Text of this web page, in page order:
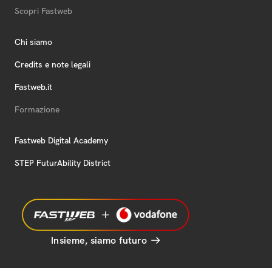
Scopri Fastweb
Chi siamo
Credits e note legali
Fastweb.it
Formazione
Fastweb Digital Academy
STEP FuturAbility District
Insieme, siamo futuro